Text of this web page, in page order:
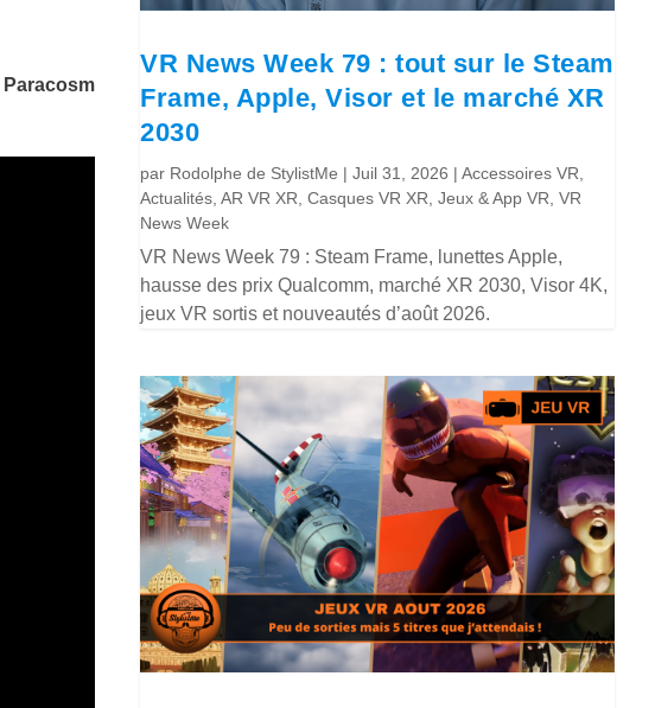
Paracosm
VR News Week 79 : tout sur le Steam
Frame, Apple, Visor et le marché XR
2030
par Rodolphe de StylistMe |Juil 31, 2026 |Accessoires VR
Actualités ,AR VR XR ,Casques VR XR ,Jeux & App VR ,VR
News Week
VR News Week 79 : Steam Frame, lunettes Apple,
hausse des prix Qualcomm, marché XR 2030, Visor 4K,
jeux VR sortis et nouveautés d’août 2026.